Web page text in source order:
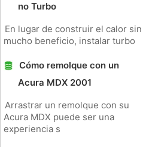
no Turbo
En lugar de construir el calor sin
mucho beneficio, instalar turbo
Cómo remolque con un
Acura MDX 2001
Arrastrar un remolque con su
Acura MDX puede ser una
experiencia s